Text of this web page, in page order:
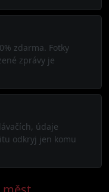
zdarma. Fotky
zprávy je
údaje
odkryj jen komu